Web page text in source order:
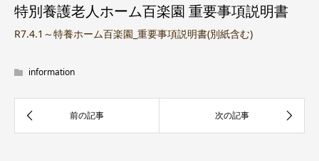
特別養護老人ホーム百楽園 重要事項説明書
R7.4.1～特養ホーム百楽園_重要事項説明書(別紙含む)
information